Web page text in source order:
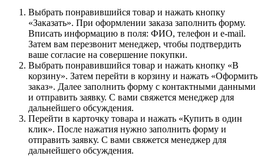
Выбрать понравившийся товар и нажать кнопку
«Заказать». При оформлении заказа заполнить форму.
Вписать информацию в поля: ФИО, телефон и e-mail.
Затем вам перезвонит менеджер, чтобы подтвердить
ваше согласие на совершение покупки.
Выбрать понравившийся товар и нажать кнопку «В
корзину». Затем перейти в корзину и нажать «Оформить
заказ». Далее заполнить форму с контактными данными
и отправить заявку. С вами свяжется менеджер для
дальнейшего обсуждения.
Перейти в карточку товара и нажать «Купить в один
клик». После нажатия нужно заполнить форму и
отправить заявку. С вами свяжется менеджер для
дальнейшего обсуждения.